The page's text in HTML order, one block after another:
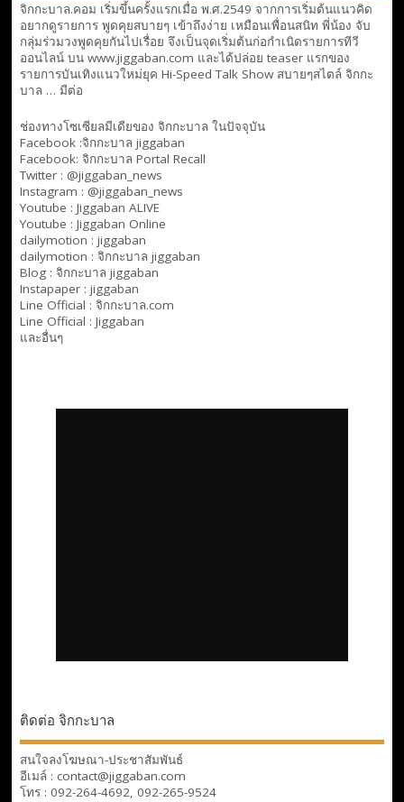
จิกกะบาล.คอม เริ่มขึ้นครั้งแรกเมื่อ พ.ศ.2549 จากการเริ่มต้นแนวคิด
อยากดูรายการ พูดคุยสบายๆ เข้าถึงง่าย เหมือนเพื่อนสนิท พี่น้อง จับ
กลุ่มร่วมวงพูดคุยกันไปเรื่อย จึงเป็นจุดเริ่มต้นก่อกำเนิดรายการทีวี
ออนไลน์ บน www.jiggaban.com และได้ปล่อย teaser แรกของ
รายการบันเทิงแนวใหม่ยุค Hi-Speed Talk Show สบายๆสไตล์ จิกกะ
บาล … มีต่อ
ช่องทางโซเซียลมีเดียของ จิกกะบาล ในปัจจุบัน
Facebook :จิกกะบาล jiggaban
Facebook: จิกกะบาล Portal Recall
Twitter : @jiggaban_news
Instagram : @jiggaban_news
Youtube : Jiggaban ALIVE
Youtube : Jiggaban Online
dailymotion : jiggaban
dailymotion : จิกกะบาล jiggaban
Blog : จิกกะบาล jiggaban
Instapaper : jiggaban
Line Official : จิกกะบาล.com
Line Official : Jiggaban
และอื่นๆ
ติดต่อ จิกกะบาล
สนใจลงโฆษณา-ประชาสัมพันธ์
อีเมล์ : contact@jiggaban.com
โทร : 092-264-4692, 092-265-9524